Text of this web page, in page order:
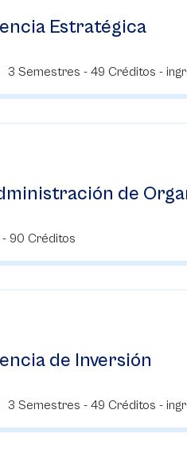
Estratégica
3 Semestres - 49 Créditos -
de
90 Créditos
de Inversión
3 Semestres - 49 Créditos -